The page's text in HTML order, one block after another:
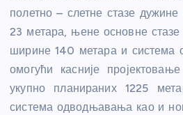
полетно – слетне стазе
23 метара, њене основне
ширине 140 метара и система
омогући касније
укупно планираних 1225
система одводњавања као и